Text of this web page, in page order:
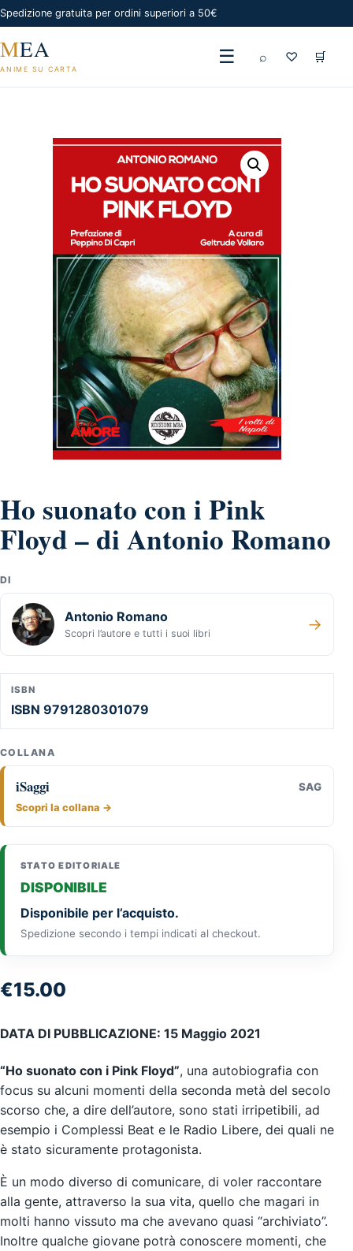
Spedizione gratuita per ordini superiori a 50€
MEA
ANIME SU CARTA
☰ ⌕ ♡ 🛒
Ho suonato con i Pink
Floyd – di Antonio Romano
DI
Antonio Romano
Scopri l’autore e tutti i suoi libri →
ISBN
ISBN 9791280301079
COLLANA
iSaggi SAG
Scopri la collana →
STATO EDITORIALE
DISPONIBILE
Disponibile per l’acquisto.
Spedizione secondo i tempi indicati al checkout.
€15.00
DATA DI PUBBLICAZIONE: 15 Maggio 2021
“Ho suonato con i Pink Floyd”, una autobiografia con
focus su alcuni momenti della seconda metà del secolo
scorso che, a dire dell’autore, sono stati irripetibili, ad
esempio i Complessi Beat e le Radio Libere, dei quali ne
è stato sicuramente protagonista.
È un modo diverso di comunicare, di voler raccontare
alla gente, attraverso la sua vita, quello che magari in
molti hanno vissuto ma che avevano quasi “archiviato”.
Inoltre qualche giovane potrà conoscere momenti, che